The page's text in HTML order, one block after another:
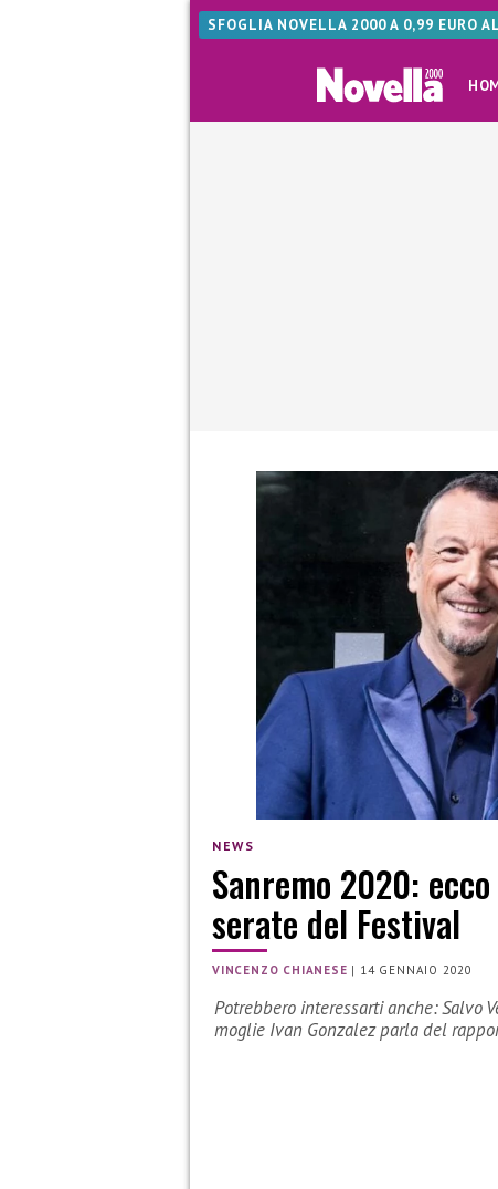
SFOGLIA NOVELLA 2000 A 0,99 EURO
NEWS
Sanremo 2020:
serate del Festival
VINCENZO CHIANESE | 14 GENNAIO 2020
Potrebbero interessarti anche: Salvo
moglie Ivan Gonzalez parla del